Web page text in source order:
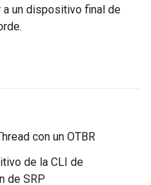
un dispositivo final de
con un OTBR
de la CLI de
de SRP